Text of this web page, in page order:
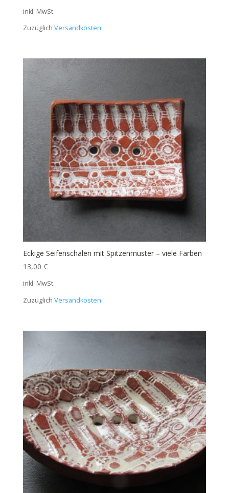
inkl. MwSt.
Zuzüglich Versandkosten
Eckige Seifenschalen mit Spitzenmuster – viele Farben
13,00 €
inkl. MwSt.
Zuzüglich Versandkosten